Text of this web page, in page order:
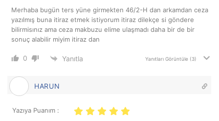
Merhaba bugün ters yüne girmekten 46/2-H dan arkamdan ceza
yazılmış buna itiraz etmek istiyorum itiraz dilekçe si göndere
bilirmisınız ama ceza makbuzu elime ulaşmadı daha bir de bir
sonuç alabilir miyim itiraz dan
0 Yanıtla Yanıtları Görüntüle (3)
HARUN
Yazıya Puanım :